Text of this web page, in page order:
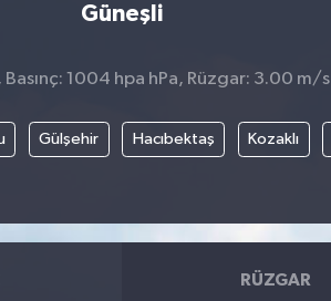
Güneşli
Basınç: 1004 hpa hPa, Rüzgar: 3.00 m/s
Gülşehir Hacıbektaş Kozaklı
RÜZGAR